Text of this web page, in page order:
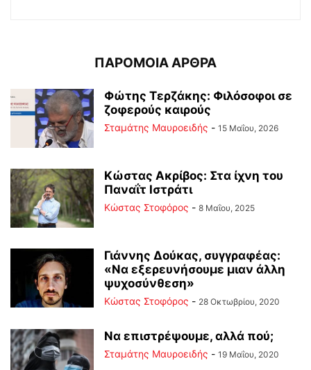
ΠΑΡΟΜΟΙΑ ΑΡΘΡΑ
Φώτης Τερζάκης: Φιλόσοφοι σε
ζοφερούς καιρούς
Σταμάτης Μαυροειδής - 15 Μαΐου, 2026
Κώστας Ακρίβος: Στα ίχνη του
Παναΐτ Ιστράτι
Κώστας Στοφόρος - 8 Μαΐου, 2025
Γιάννης Δούκας, συγγραφέας:
«Να εξερευνήσουμε μιαν άλλη
ψυχοσύνθεση»
Κώστας Στοφόρος - 28 Οκτωβρίου, 2020
Να επιστρέψουμε, αλλά πού;
Σταμάτης Μαυροειδής - 19 Μαΐου, 2020